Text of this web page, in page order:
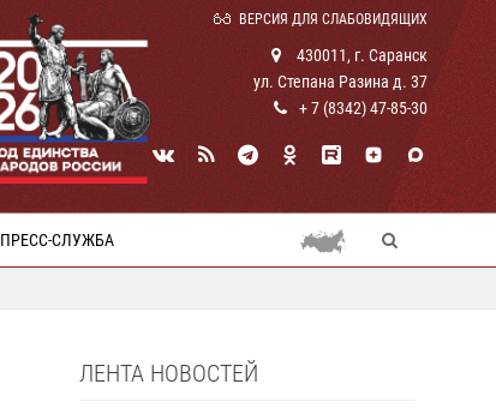
ВЕРСИЯ ДЛЯ СЛАБОВИДЯЩИХ
430011, г. Саранск
ул. Степана Разина д. 37
+ 7 (8342) 47-85-30
ПРЕСС-СЛУЖБА
ЛЕНТА НОВОСТЕЙ